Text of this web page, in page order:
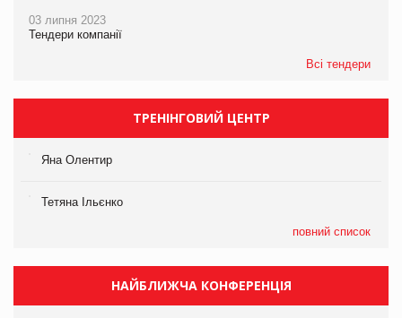
03 липня 2023
Тендери компанії
Всі тендери
ТРЕНІНГОВИЙ ЦЕНТР
Яна Олентир
Тетяна Ільєнко
повний список
НАЙБЛИЖЧА КОНФЕРЕНЦІЯ